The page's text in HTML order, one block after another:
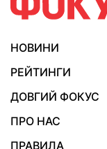
НОВИНИ
РЕЙТИНГИ
ДОВГИЙ ФОКУС
ПРО НАС
ПРАВИЛА